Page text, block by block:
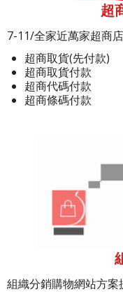
超
7-11/全家近萬家超商
超商取貨(先付款)
超商取貨付款
超商代碼付款
超商條碼付款
組織分銷購物網站方